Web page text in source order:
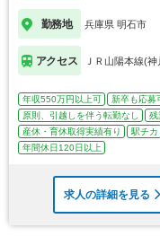
勤務地 兵庫県 明石市
アクセス ＪＲ山陽本線(
年収550万円以上可 新卒も応募
原則、引越しを伴う転勤なし
残
産休・育休取得実績有り
駅チカ
年間休日120日以上
求人の詳細を見る